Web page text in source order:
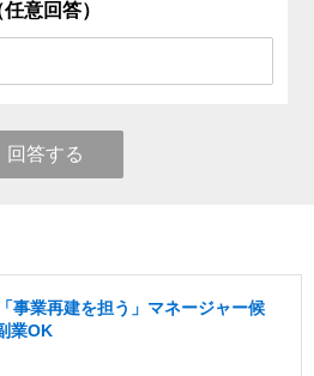
意回答）
回答する
事業再建を担う」マネージャー候
業OK